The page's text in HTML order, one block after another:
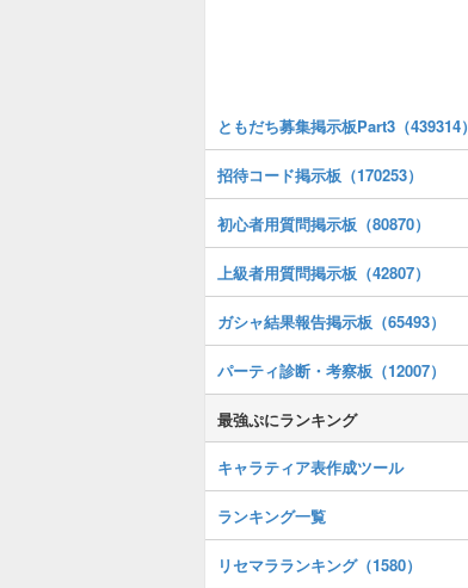
ともだち募集掲示板Part3（439314）
招待コード掲示板（170253）
初心者用質問掲示板（80870）
上級者用質問掲示板（42807）
ガシャ結果報告掲示板（65493）
パーティ診断・考察板（12007）
最強ぷにランキング
キャラティア表作成ツール
ランキング一覧
リセマラランキング（1580）